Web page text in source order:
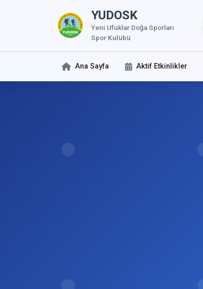
YUDOSK
Yeni Ufuklar Doğa Sporları
Spor Kulübü
Ana Sayfa Aktif Etkinlikler